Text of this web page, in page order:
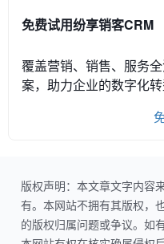
免费试用纷享销客CRM
覆盖营销、销售、服务
案，助力企业的数字化转
版权声明：本文章文字内容
有。本网站不拥有其版权，
的版权归属问题或争议。如